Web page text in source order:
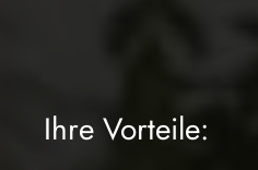
Ihre Vorteile: